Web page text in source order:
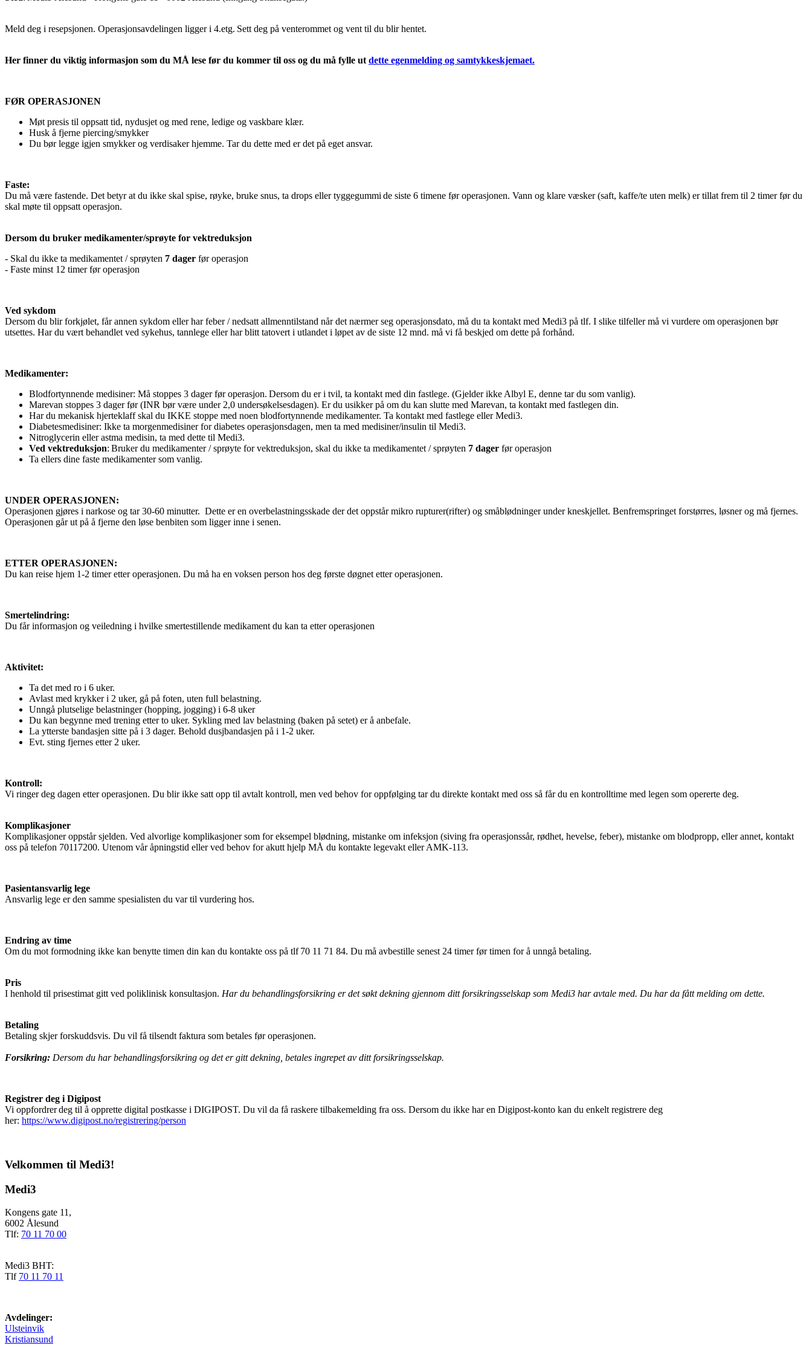
Meld deg i resepsjonen. Operasjonsavdelingen ligger i 4.etg. Sett deg på venterommet og vent til du blir hentet.
Her finner du viktig informasjon som du MÅ lese før du kommer til oss og du må fylle ut dette egenmelding og samtykkeskjemaet.
FØR OPERASJONEN
Møt presis til oppsatt tid, nydusjet og med rene, ledige og vaskbare klær.
Husk å fjerne piercing/smykker
Du bør legge igjen smykker og verdisaker hjemme. Tar du dette med er det på eget ansvar.
Faste:
Du må være fastende. Det betyr at du ikke skal spise, røyke, bruke snus, ta drops eller tyggegummi de siste 6 timene før operasjonen. Vann og klare væsker (saft, kaffe/te uten melk) er tillat frem til 2 timer før du
skal møte til oppsatt operasjon.
Dersom du bruker medikamenter/sprøyte for vektreduksjon
- Skal du ikke ta medikamentet / sprøyten 7 dager før operasjon
- Faste minst 12 timer før operasjon
Ved sykdom
Dersom du blir forkjølet, får annen sykdom eller har feber / nedsatt allmenntilstand når det nærmer seg operasjonsdato, må du ta kontakt med Medi3 på tlf. I slike tilfeller må vi vurdere om operasjonen bør
utsettes. Har du vært behandlet ved sykehus, tannlege eller har blitt tatovert i utlandet i løpet av de siste 12 mnd. må vi få beskjed om dette på forhånd.
Medikamenter:
Blodfortynnende medisiner: Må stoppes 3 dager før operasjon. Dersom du er i tvil, ta kontakt med din fastlege. (Gjelder ikke Albyl E, denne tar du som vanlig).
Marevan stoppes 3 dager før (INR bør være under 2,0 undersøkelsesdagen). Er du usikker på om du kan slutte med Marevan, ta kontakt med fastlegen din.
Har du mekanisk hjerteklaff skal du IKKE stoppe med noen blodfortynnende medikamenter. Ta kontakt med fastlege eller Medi3.
Diabetesmedisiner: Ikke ta morgenmedisiner for diabetes operasjonsdagen, men ta med medisiner/insulin til Medi3.
Nitroglycerin eller astma medisin, ta med dette til Medi3.
Ved vektreduksjon: Bruker du medikamenter / sprøyte for vektreduksjon, skal du ikke ta medikamentet / sprøyten 7 dager før operasjon
Ta ellers dine faste medikamenter som vanlig.
UNDER OPERASJONEN:
Operasjonen gjøres i narkose og tar 30-60 minutter. Dette er en overbelastningsskade der det oppstår mikro rupturer(rifter) og småblødninger under kneskjellet. Benfremspringet forstørres, løsner og må fjernes.
Operasjonen går ut på å fjerne den løse benbiten som ligger inne i senen.
ETTER OPERASJONEN:
Du kan reise hjem 1-2 timer etter operasjonen. Du må ha en voksen person hos deg første døgnet etter operasjonen.
Smertelindring:
Du får informasjon og veiledning i hvilke smertestillende medikament du kan ta etter operasjonen
Aktivitet:
Ta det med ro i 6 uker.
Avlast med krykker i 2 uker, gå på foten, uten full belastning.
Unngå plutselige belastninger (hopping, jogging) i 6-8 uker
Du kan begynne med trening etter to uker. Sykling med lav belastning (baken på setet) er å anbefale.
La ytterste bandasjen sitte på i 3 dager. Behold dusjbandasjen på i 1-2 uker.
Evt. sting fjernes etter 2 uker.
Kontroll:
Vi ringer deg dagen etter operasjonen. Du blir ikke satt opp til avtalt kontroll, men ved behov for oppfølging tar du direkte kontakt med oss så får du en kontrolltime med legen som opererte deg.
Komplikasjoner
Komplikasjoner oppstår sjelden. Ved alvorlige komplikasjoner som for eksempel blødning, mistanke om infeksjon (siving fra operasjonssår, rødhet, hevelse, feber), mistanke om blodpropp, eller annet, kontakt
oss på telefon 70117200. Utenom vår åpningstid eller ved behov for akutt hjelp MÅ du kontakte legevakt eller AMK-113.
Pasientansvarlig lege
Ansvarlig lege er den samme spesialisten du var til vurdering hos.
Endring av time
Om du mot formodning ikke kan benytte timen din kan du kontakte oss på tlf 70 11 71 84. Du må avbestille senest 24 timer før timen for å unngå betaling.
Pris
I henhold til prisestimat gitt ved poliklinisk konsultasjon. Har du behandlingsforsikring er det søkt dekning gjennom ditt forsikringsselskap som Medi3 har avtale med. Du har da fått melding om dette.
Betaling
Betaling skjer forskuddsvis. Du vil få tilsendt faktura som betales før operasjonen.
Forsikring: Dersom du har behandlingsforsikring og det er gitt dekning, betales ingrepet av ditt forsikringsselskap.
Registrer deg i Digipost
Vi oppfordrer deg til å opprette digital postkasse i DIGIPOST. Du vil da få raskere tilbakemelding fra oss. Dersom du ikke har en Digipost-konto kan du enkelt registrere deg
her: https://www.digipost.no/registrering/person
Velkommen til Medi3!
Medi3
Kongens gate 11,
6002 Ålesund
Tlf: 70 11 70 00
Medi3 BHT:
Tlf 70 11 70 11
Avdelinger:
Ulsteinvik
Kristiansund